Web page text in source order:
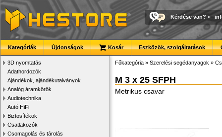
Kérdése van? »
Kategóriák Újdonságok Kosár Eszközök, szolgáltatások
3D nyomtatás
Adathordozók
Ajándékok, ajándékutalványok
Analóg áramkörök
Audiotechnika
Autó HiFi
Biztosítékok
Csatlakozók
Csomagolás és tárolás
Főkategória » Szerelési segédanyagok »
M 3 x 25 SFPH
Metrikus csavar